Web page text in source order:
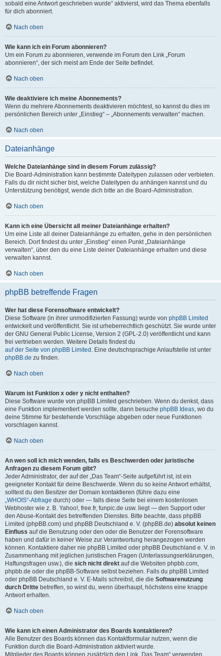
sobald eine Antwort geschrieben wurde“ aktivierst, wird das Thema ebenfalls
für dich abonniert.
Nach oben
Wie kann ich ein Forum abonnieren?
Um ein Forum zu abonnieren, verwende im Forum den Link „Forum
abonnieren“, der sich meist am Ende der Seite befindet.
Nach oben
Wie deaktiviere ich meine Abonnements?
Wenn du mehrere Abonnements deaktivieren möchtest, so kannst du dies im
persönlichen Bereich unter „Einstieg“ – „Abonnements verwalten“ machen.
Nach oben
Dateianhänge
Welche Dateianhänge sind in diesem Forum zulässig?
Die Board-Administration kann bestimmte Dateitypen zulassen oder verbieten.
Falls du dir nicht sicher bist, welche Dateitypen du anhängen kannst und du
Unterstützung benötigst, wende dich bitte an die Board-Administration.
Nach oben
Kann ich eine Übersicht all meiner Dateianhänge erhalten?
Um eine Liste all deiner Dateianhänge zu erhalten, gehe in den persönlichen
Bereich. Dort findest du unter „Einstieg“ einen Punkt „Dateianhänge
verwalten“, über den du eine Liste deiner Dateianhänge erhalten und diese
verwalten kannst.
Nach oben
phpBB betreffende Fragen
Wer hat diese Forensoftware entwickelt?
Diese Software (in ihrer unmodifizierten Fassung) wurde von phpBB Limited
entwickelt und veröffentlicht. Sie ist urheberrechtlich geschützt. Sie wurde unter
der GNU General Public License, Version 2 (GPL-2.0) veröffentlicht und kann
frei vertrieben werden. Weitere Details findest du
auf der Seite von phpBB Limited . Eine deutschsprachige Anlaufstelle ist unter
phpBB.de zu finden.
Nach oben
Warum ist Funktion x oder y nicht enthalten?
Diese Software wurde von phpBB Limited geschrieben. Wenn du denkst, dass
eine Funktion implementiert werden sollte, dann besuche phpBB Ideas, wo du
deine Stimme für bestehende Vorschläge abgeben oder neue Funktionen
vorschlagen kannst.
Nach oben
An wen soll ich mich wenden, falls es Beschwerden oder juristische
Anfragen zu diesem Forum gibt?
Jeder Administrator, der auf der „Das Team“-Seite aufgeführt ist, ist ein
geeigneter Kontakt für deine Beschwerde. Wenn du so keine Antwort erhältst,
solltest du den Besitzer der Domain kontaktieren (führe dazu eine
„WHOIS“-Abfrage durch) oder — falls diese Seite bei einem kostenlosen
Webhoster wie z. B. Yahoo!, free.fr, funpic.de usw. liegt — den Support oder
den Abuse-Kontakt des betreffenden Dienstes. Bitte beachte, dass phpBB
Limited (phpBB.com) und phpBB Deutschland e. V. (phpBB.de) absolut keinen
Einfluss auf die Benutzung oder den oder die Benutzer der Forensoftware
haben und dafür in keiner Weise zur Verantwortung herangezogen werden
können. Kontaktiere daher nie phpBB Limited oder phpBB Deutschland e. V. in
Zusammenhang mit jeglichen juristischen Fragen (Unterlassungserklärungen,
Haftungsfragen usw.), die sich nicht direkt auf die Websiten phpbb.com,
phpbb.de oder die phpBB-Software selbst beziehen. Falls du phpBB Limited
oder phpBB Deutschland e. V. E-Mails schreibst, die die Softwarenutzung
durch Dritte betreffen, so wirst du, wenn überhaupt, höchstens eine knappe
Antwort erhalten.
Nach oben
Wie kann ich einen Administrator des Boards kontaktieren?
Alle Benutzer des Boards können das Kontaktformular nutzen, wenn die
Funktion durch die Board-Administration aktiviert wurde.
Mitglieder des Boards können zusätzlich den Link „Das Team“ verwenden.